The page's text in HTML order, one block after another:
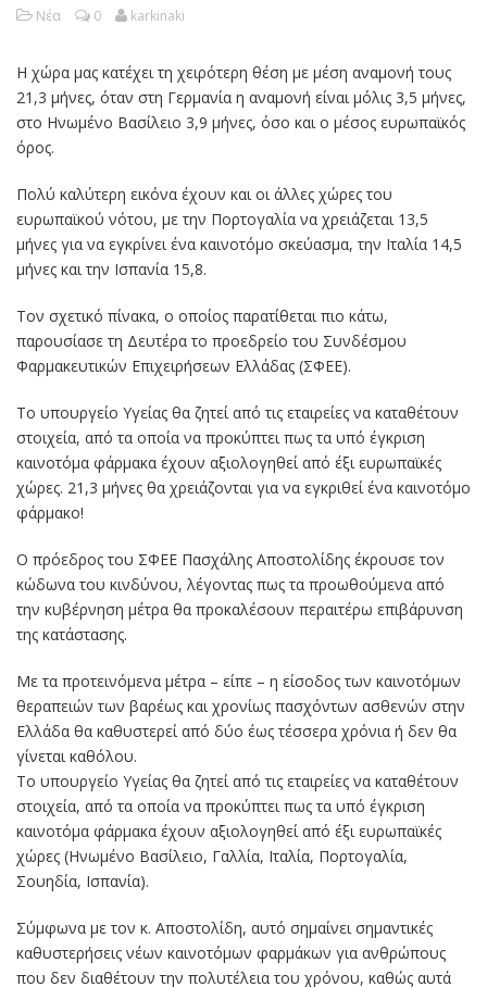
Νέα 0 karkinaki
Η χώρα μας κατέχει τη χειρότερη θέση με μέση αναμονή τους
21,3 μήνες, όταν στη Γερμανία η αναμονή είναι μόλις 3,5 μήνες,
στο Ηνωμένο Βασίλειο 3,9 μήνες, όσο και ο μέσος ευρωπαϊκός
όρος.
Πολύ καλύτερη εικόνα έχουν και οι άλλες χώρες του
ευρωπαϊκού νότου, με την Πορτογαλία να χρειάζεται 13,5
μήνες για να εγκρίνει ένα καινοτόμο σκεύασμα, την Ιταλία 14,5
μήνες και την Ισπανία 15,8.
Τον σχετικό πίνακα, ο οποίος παρατίθεται πιο κάτω,
παρουσίασε τη Δευτέρα το προεδρείο του Συνδέσμου
Φαρμακευτικών Επιχειρήσεων Ελλάδας (ΣΦΕΕ).
Το υπουργείο Υγείας θα ζητεί από τις εταιρείες να καταθέτουν
στοιχεία, από τα οποία να προκύπτει πως τα υπό έγκριση
καινοτόμα φάρμακα έχουν αξιολογηθεί από έξι ευρωπαϊκές
χώρες. 21,3 μήνες θα χρειάζονται για να εγκριθεί ένα καινοτόμο
φάρμακο!
Ο πρόεδρος του ΣΦΕΕ Πασχάλης Αποστολίδης έκρουσε τον
κώδωνα του κινδύνου, λέγοντας πως τα προωθούμενα από
την κυβέρνηση μέτρα θα προκαλέσουν περαιτέρω επιβάρυνση
της κατάστασης.
Με τα προτεινόμενα μέτρα – είπε – η είσοδος των καινοτόμων
θεραπειών των βαρέως και χρονίως πασχόντων ασθενών στην
Ελλάδα θα καθυστερεί από δύο έως τέσσερα χρόνια ή δεν θα
γίνεται καθόλου.
Το υπουργείο Υγείας θα ζητεί από τις εταιρείες να καταθέτουν
στοιχεία, από τα οποία να προκύπτει πως τα υπό έγκριση
καινοτόμα φάρμακα έχουν αξιολογηθεί από έξι ευρωπαϊκές
χώρες (Ηνωμένο Βασίλειο, Γαλλία, Ιταλία, Πορτογαλία,
Σουηδία, Ισπανία).
Σύμφωνα με τον κ. Αποστολίδη, αυτό σημαίνει σημαντικές
καθυστερήσεις νέων καινοτόμων φαρμάκων για ανθρώπους
που δεν διαθέτουν την πολυτέλεια του χρόνου, καθώς αυτά